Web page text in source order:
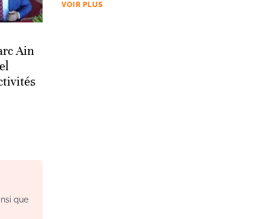
Ain
que
VOIR PLUS